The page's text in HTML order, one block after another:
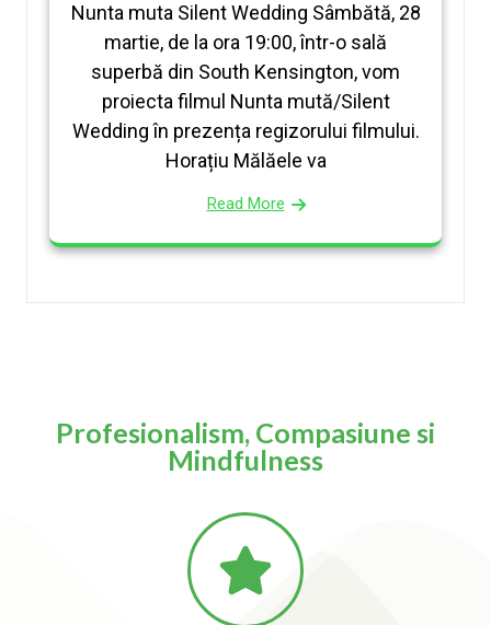
Nunta muta Silent Wedding Sâmbătă, 28
martie, de la ora 19:00, într-o sală
superbă din South Kensington, vom
proiecta filmul Nunta mută/Silent
Wedding în prezența regizorului filmului.
Horațiu Mălăele va
Read More
Profesionalism, Compasiune si
Mindfulness